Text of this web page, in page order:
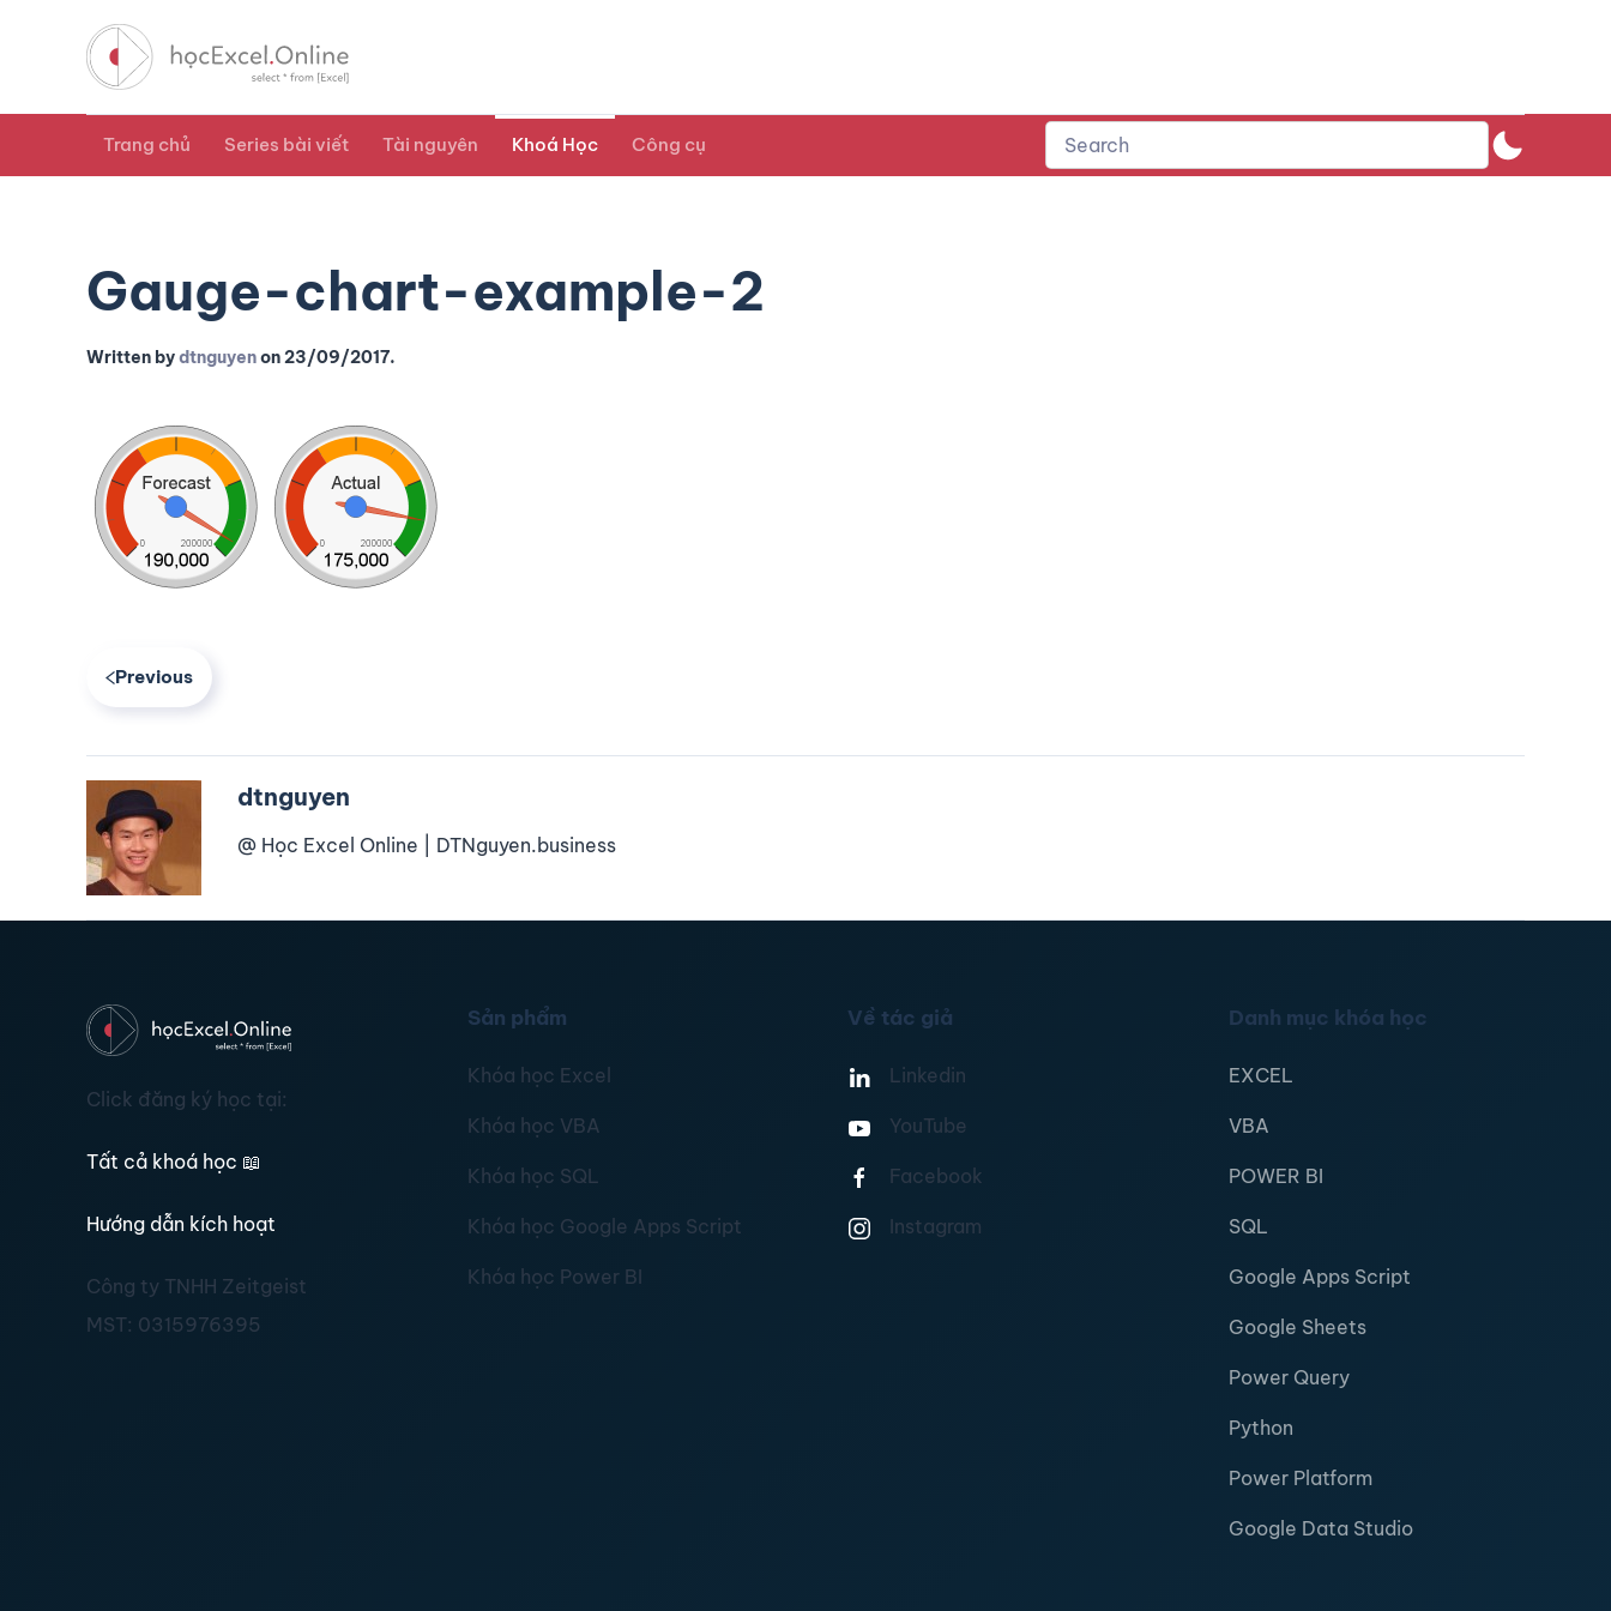
Trang chủ Series bài viết Tài nguyên Khoá Học Công cụ
Gauge-chart-example-2
Written bydtnguyenon23/09/2017.
Previous
dtnguyen
@ Học Excel Online | DTNguyen.business
Click đăng ký học tại:
Tất cả khoá học 📖
Hướng dẫn kích hoạt
Công ty TNHH Zeitgeist
MST: 0315976395
Sản phẩm
Khóa học Excel
Khóa học VBA
Khóa học SQL
Khóa học Google Apps Script
Khóa học Power BI
Về tác giả
Linkedin
YouTube
Facebook
Instagram
Danh mục khóa học
EXCEL
VBA
POWER BI
SQL
Google Apps Script
Google Sheets
Power Query
Python
Power Platform
Google Data Studio